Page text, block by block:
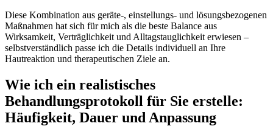
Diese Kombination aus geräte‑,‍ einstellungs‑ und lösungsbezogenen
Maßnahmen hat ⁢sich für⁤ mich als ‌die beste Balance aus
Wirksamkeit, Verträglichkeit und ⁢Alltagstauglichkeit ​erwiesen –
selbstverständlich passe ich ⁣die⁣ Details individuell an Ihre
Hautreaktion und therapeutischen Ziele an.
Wie ich ein realistisches
Behandlungsprotokoll für Sie ⁣erstelle:
Häufigkeit, ⁣Dauer und Anpassung